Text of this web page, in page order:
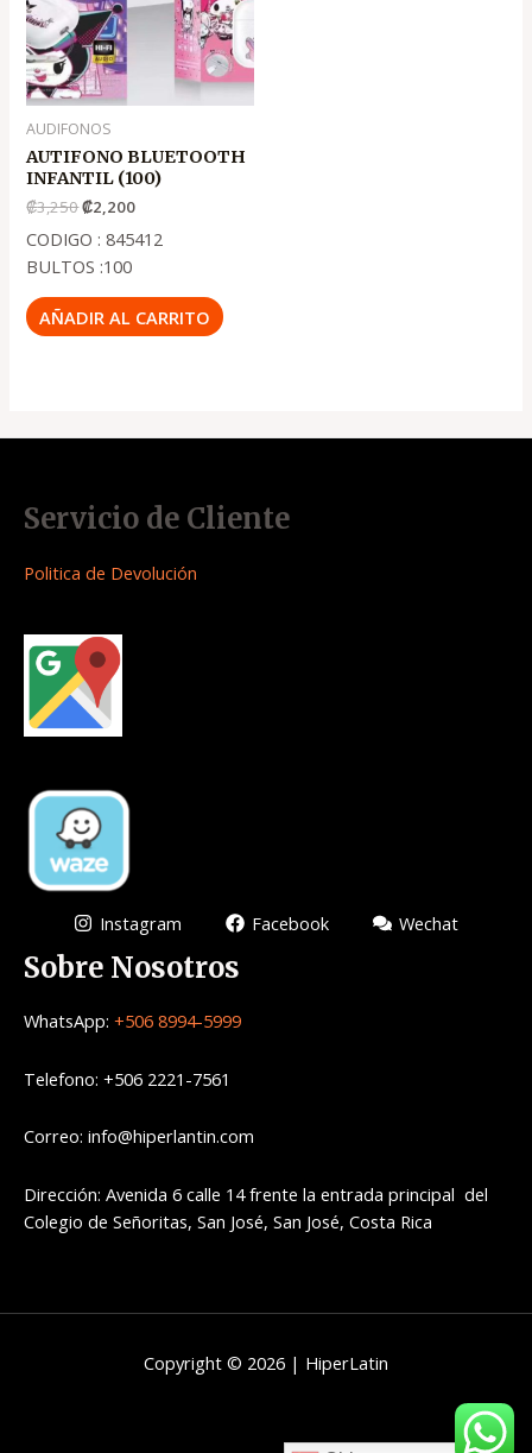
AUDIFONOS
AUTIFONO BLUETOOTH
INFANTIL (100)
₡3,250₡2,200
CODIGO : 845412
BULTOS :100
AÑADIR AL CARRITO
Servicio de Cliente
Politica de Devolución
Instagram Facebook Wechat
Sobre Nosotros
WhatsApp: +506 8994-5999
Telefono: +506 2221-7561
Correo: info@hiperlantin.com
Dirección: Avenida 6 calle 14 frente la entrada principal del
Colegio de Señoritas, San José, San José, Costa Rica
Copyright © 2026 | HiperLatin